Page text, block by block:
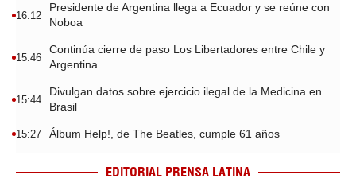
16:12
Presidente de Argentina llega a Ecuador y se reúne con
Noboa
15:46
Continúa cierre de paso Los Libertadores entre Chile y
Argentina
15:44
Divulgan datos sobre ejercicio ilegal de la Medicina en
Brasil
15:27 Álbum Help!, de The Beatles, cumple 61 años
EDITORIAL PRENSA LATINA